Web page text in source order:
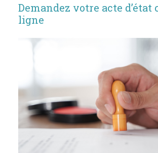
Demandez votre acte
ligne